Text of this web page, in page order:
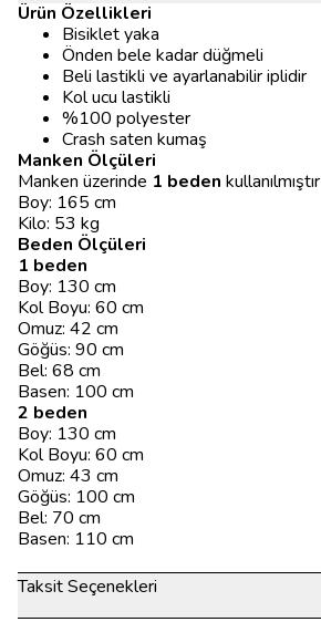
Ürün Özellikleri
Bisiklet yaka
Önden bele kadar düğmeli
Beli lastikli ve ayarlanabilir iplidir
Kol ucu lastikli
%100 polyester
Crash saten kumaş
Manken Ölçüleri
Manken üzerinde 1 beden kullanılmıştır
Boy: 165 cm
Kilo: 53 kg
Beden Ölçüleri
1 beden
Boy: 130 cm
Kol Boyu: 60 cm
Omuz: 42 cm
Göğüs: 90 cm
Bel: 68 cm
Basen: 100 cm
2 beden
Boy: 130 cm
Kol Boyu: 60 cm
Omuz: 43 cm
Göğüs: 100 cm
Bel: 70 cm
Basen: 110 cm
Taksit Seçenekleri